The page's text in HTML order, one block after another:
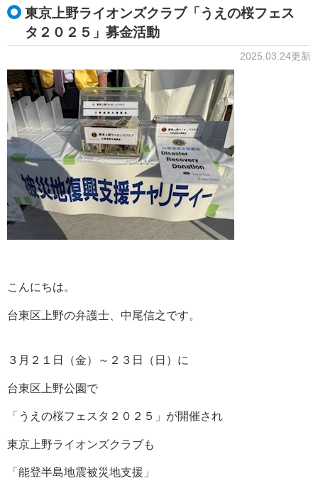
東京上野ライオンズクラブ「うえの桜フェス
タ２０２５」募金活動
2025.03.24更新
こんにちは。
台東区上野の弁護士、中尾信之です。
３月２１日（金）～２３日（日）に
台東区上野公園で
「うえの桜フェスタ２０２５」が開催され
東京上野ライオンズクラブも
「能登半島地震被災地支援」